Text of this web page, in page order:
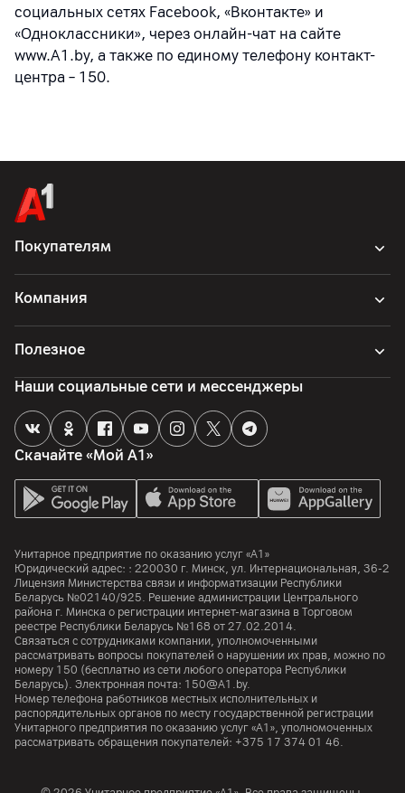
социальных сетях Facebook, «Вконтакте» и
«Одноклассники», через онлайн-чат на сайте
www.A1.by, а также по единому телефону контакт-
центра – 150.
Покупателям
Компания
Полезное
Скачайте «Мой А1»
Наши социальные сети и мессенджеры
Унитарное предприятие по оказанию услуг «А1»
Юридический адрес: : 220030 г. Минск, ул. Интернациональная, 36-2
Лицензия Министерства связи и информатизации Республики
Беларусь №02140/925. Решение администрации Центрального
района г. Минска о регистрации интернет-магазина в Торговом
реестре Республики Беларусь №168 от 27.02.2014.
Связаться с сотрудниками компании, уполномоченными
рассматривать вопросы покупателей о нарушении их прав, можно по
номеру 150 (бесплатно из сети любого оператора Республики
Беларусь). Электронная почта: 150@A1.by.
Номер телефона работников местных исполнительных и
распорядительных органов по месту государственной регистрации
Унитарного предприятия по оказанию услуг «А1», уполномоченных
рассматривать обращения покупателей: +375 17 374 01 46.